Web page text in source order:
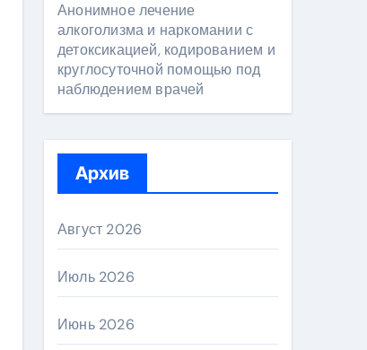
Анонимное лечение
алкоголизма и наркомании с
детоксикацией, кодированием и
круглосуточной помощью под
наблюдением врачей
Архив
Август 2026
Июль 2026
Июнь 2026